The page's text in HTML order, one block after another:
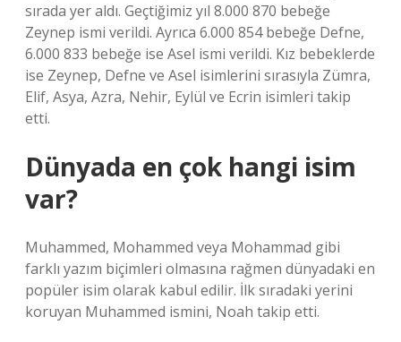
sırada yer aldı. Geçtiğimiz yıl 8.000 870 bebeğe
Zeynep ismi verildi. Ayrıca 6.000 854 bebeğe Defne,
6.000 833 bebeğe ise Asel ismi verildi. Kız bebeklerde
ise Zeynep, Defne ve Asel isimlerini sırasıyla Zümra,
Elif, Asya, Azra, Nehir, Eylül ve Ecrin isimleri takip
etti.
Dünyada en çok hangi isim
var?
Muhammed, Mohammed veya Mohammad gibi
farklı yazım biçimleri olmasına rağmen dünyadaki en
popüler isim olarak kabul edilir. İlk sıradaki yerini
koruyan Muhammed ismini, Noah takip etti.